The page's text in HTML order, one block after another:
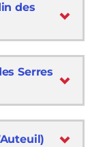
des
Serres